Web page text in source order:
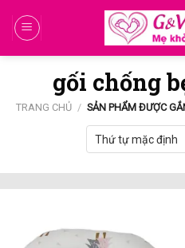
gối chống
TRANG CHỦ / SẢN PHẨM ĐƯỢC